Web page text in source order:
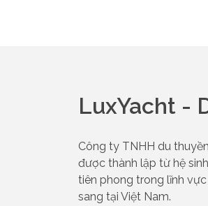
LuxYacht -
Công ty TNHH du
được thành lập từ hệ
tiên phong trong lĩnh
sang tại Việt Nam.